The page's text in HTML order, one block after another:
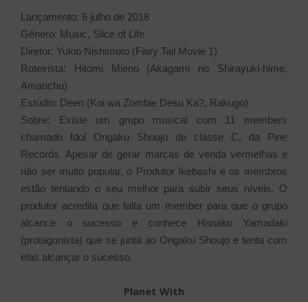
Lançamento: 6 julho de 2018
Gênero: Music, Slice of Life
Diretor: Yukio Nishimoto (Fairy Tail Movie 1)
Roteirista: Hitomi Mieno (Akagami no Shirayuki-hime,
Amanchu)
Estúdio: Deen (Koi wa Zombie Desu Ka?, Rakugo)
Sobre: Existe um grupo musical com 11 members
chamado Idol Ongaku Shoujo de classe C, da Pine
Records. Apesar de gerar marcas de venda vermelhas e
não ser muito popular, o Produtor Ikebashi e os membros
estão tentando o seu melhor para subir seus níveis. O
produtor acredita que falta um member para que o grupo
alcance o sucesso e conhece Hanako Yamadaki
(protagonista) que se junta ao Ongaku Shoujo e tenta com
elas alcançar o sucesso.
Planet With